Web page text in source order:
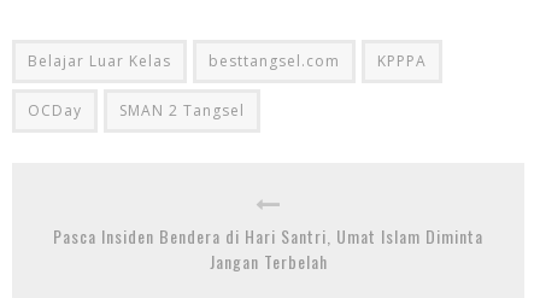
Belajar Luar Kelas besttangsel.com KPPPA
OCDay SMAN 2 Tangsel
Pasca Insiden Bendera di Hari Santri, Umat Islam Diminta
Jangan Terbelah